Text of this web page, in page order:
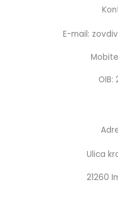
E-mail:
OIB:
Ulica
21260